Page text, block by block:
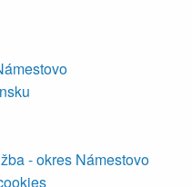
- okres Námestovo